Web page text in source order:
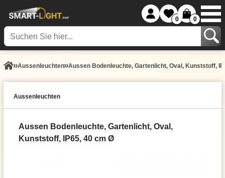
0 0
Aussen­leuchten Aussen Bodenleuchte, Gartenlicht, Oval, Kunststoff,
Aussen­leuchten
Aussen Bodenleuchte, Gartenlicht, Oval,
Kunststoff, IP65, 40 cm Ø